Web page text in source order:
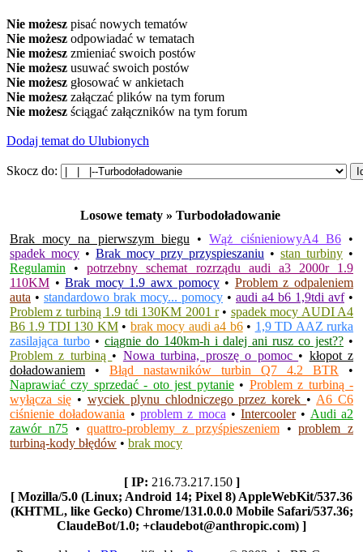
Nie możesz pisać nowych tematów
Nie możesz odpowiadać w tematach
Nie możesz zmieniać swoich postów
Nie możesz usuwać swoich postów
Nie możesz głosować w ankietach
Nie możesz załączać plików na tym forum
Nie możesz ściągać załączników na tym forum
Dodaj temat do Ulubionych
Skocz do:
Losowe tematy » Turbodoładowanie
Brak mocy na pierwszym biegu •Wąż ciśnieniowyA4 B6•
spadek mocy • Brak mocy przy przyspieszaniu • stan turbiny •
Regulamin •potrzebny schemat rozrządu audi a3 2000r 1.9
110KM •Brak mocy 1.9 awx pomocy• Problem z odpaleniem
auta • standardowo brak mocy... pomocy • audi a4 b6 1,9tdi avf•
Problem z turbiną 1.9 tdi 130KM 2001 r• spadek mocy AUDI A4
B6 1.9 TDI 130 KM• brak mocy audi a4 b6• 1,9 TD AAZ rurka
zasilająca turbo • ciągnie do 140km-h i dalej ani rusz co jest?? •
Problem z turbiną • Nowa turbina, proszę o pomoc • kłopot z
doładowaniem • Błąd nastawników turbin Q7 4.2 BTR
•
Naprawiać czy sprzedać - oto jest pytanie• Problem z turbiną -
wyłącza się• wyciek plynu chlodniczego przez korek • A6 C6
ciśnienie doładowania • problem z moca •Intercooler• Audi a2
zawór n75•quattro-problemy z przyśpieszeniem•problem z
turbiną-kody błędów • brak mocy
[ IP: 216.73.217.150 ]
[ Mozilla/5.0 (Linux; Android 14; Pixel 8) AppleWebKit/537.36
(KHTML, like Gecko) Chrome/131.0.0.0 Mobile Safari/537.36;
ClaudeBot/1.0; +claudebot@anthropic.com) ]